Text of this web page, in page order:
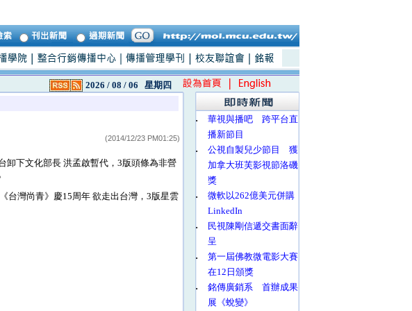
2026 / 08 / 06 星期四
(2014/12/23 PM01:25)
下文化部長 洪孟啟暫代，3版頭條為非營
台灣尚青》慶15周年 欲走出台灣，3版星雲
‧
華視與播吧 跨平台直
播新節目
‧
公視自製兒少節目 獲
加拿大班芙影視節洛磯
獎
‧
微軟以262億美元併購
LinkedIn
‧
民視陳剛信遞交書面辭
呈
‧
第一屆佛教微電影大賽
在12日頒獎
‧
銘傳廣銷系 首辦成果
展《蛻變》